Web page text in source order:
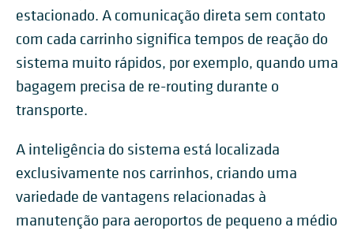
estacionado. A comunicação direta sem contato
com cada carrinho significa tempos de reação do
sistema muito rápidos, por exemplo, quando uma
bagagem precisa de re-routing durante o
transporte.
A inteligência do sistema está localizada
exclusivamente nos carrinhos, criando uma
variedade de vantagens relacionadas à
manutenção para aeroportos de pequeno a médio